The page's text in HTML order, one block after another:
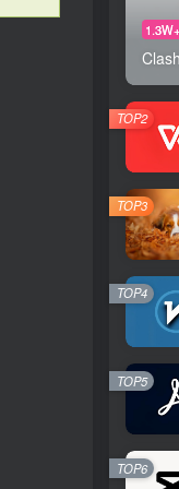
TOP2
TOP3
TOP4
TOP5
TOP6